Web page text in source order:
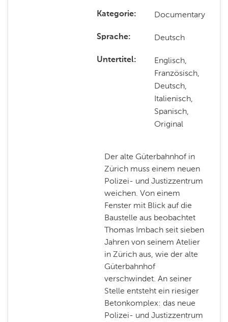
Kategorie Documentary
Sprache Deutsch
Untertitel
Englisch,
Französisch,
Deutsch,
Italienisch,
Spanisch,
Original
Der alte Güterbahnhof in
Zürich muss einem neuen
Polizei- und Justizzentrum
weichen. Von einem
Fenster mit Blick auf die
Baustelle aus beobachtet
Thomas Imbach seit sieben
Jahren von seinem Atelier
in Zürich aus, wie der alte
Güterbahnhof
verschwindet. An seiner
Stelle entsteht ein riesiger
Betonkomplex: das neue
Polizei- und Justizzentrum